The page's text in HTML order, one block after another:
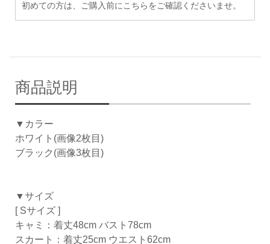
初めての方は、ご購入前にこちらをご確認くださいませ。
商品説明
▼カラー
ホワイト(画像2枚目)
ブラック(画像3枚目)
▼サイズ
[ Sサイズ ]
キャミ：着丈48cm バスト78cm
スカート：着丈25cm ウエスト62cm